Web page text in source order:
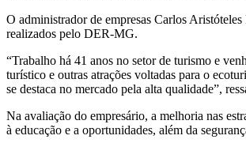
O administrador de empresas Carlos
realizados pelo DER-MG.
“Trabalho há 41 anos no setor de turismo e
turístico e outras atrações voltadas para o
se destaca no mercado pela alta qualidade”,
Na avaliação do empresário, a melhoria nas
à educação e a oportunidades, além da